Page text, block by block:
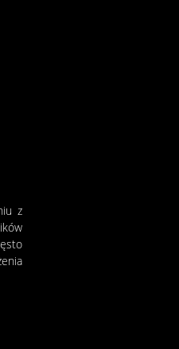
z